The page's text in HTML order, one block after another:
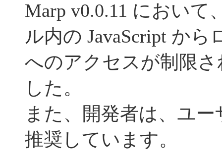
Marp v0.0.11 において
ル内の JavaScript か
へのアクセスが制限
した。
また、開発者は、ユ
推奨しています。